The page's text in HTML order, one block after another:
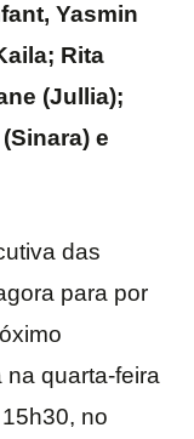
Yasmin
Rita
(Jullia);
e
das
para por
quarta-feira
no